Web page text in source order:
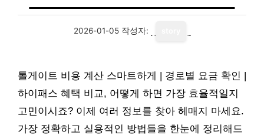
2026-01-05 작성자:
톨게이트 비용 계산 스마트하게 | 경로별 요금 확인 |
하이패스 혜택 비교, 어떻게 하면 가장 효율적일지
고민이시죠? 이제 여러 정보를 찾아 헤매지 마세요.
가장 정확하고 실용적인 방법들을 한눈에 정리해드